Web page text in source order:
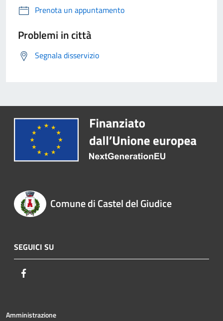
Prenota un appuntamento
Problemi in città
Segnala disservizio
Comune di Castel del Giudice
SEGUICI SU
Amministrazione